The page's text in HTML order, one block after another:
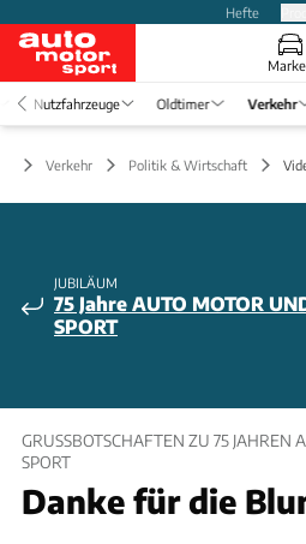
Hefte
Nutzfahrzeuge Oldtimer Verkehr
Verkehr Politik & Wirtschaft
JUBILÄUM
75 Jahre AUTO MOTOR
SPORT
GRUSSBOTSCHAFTEN ZU 75 JAHREN
PORT
Danke für die